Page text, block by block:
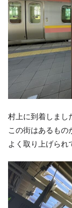
村上に到着しまし
この街はあるもの
よく取り上げられ